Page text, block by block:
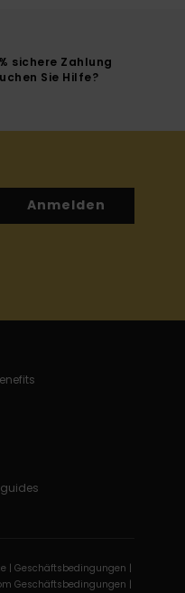
sichere Zahlung
Sie Hilfe?
Anmelden
| Geschäftsbedingungen |
Geschäftsbedingungen |